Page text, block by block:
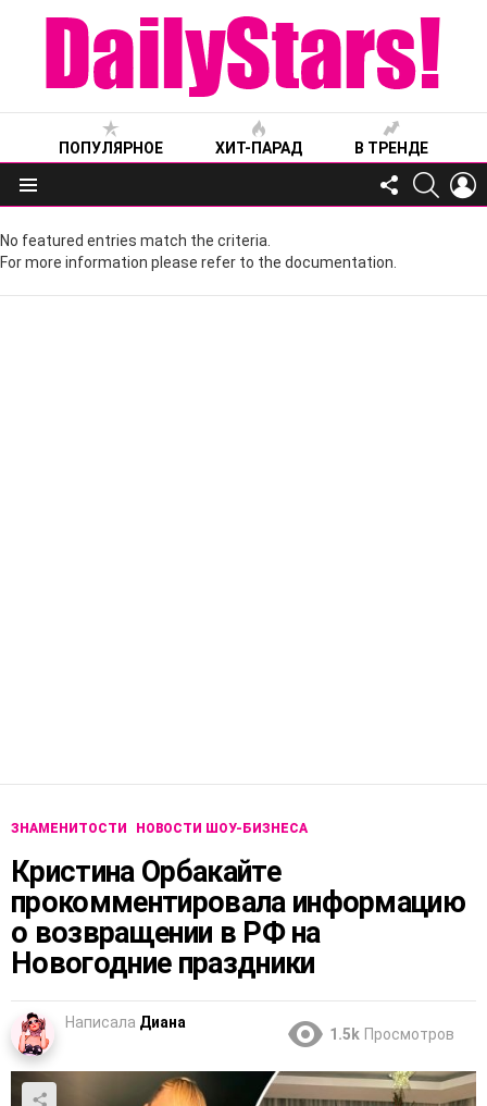
ПОПУЛЯРНОЕ ХИТ-ПАРАД В ТРЕНДЕ
Меню
FOLLOW
US
No featured entries match the criteria.
For more information please refer to the documentation.
ЗНАМЕНИТОСТИ НОВОСТИ ШОУ-БИЗНЕСА
Кристина Орбакайте
прокомментировала информацию
о возвращении в РФ на
Новогодние праздники
Написала Диана
1.5k Просмотров